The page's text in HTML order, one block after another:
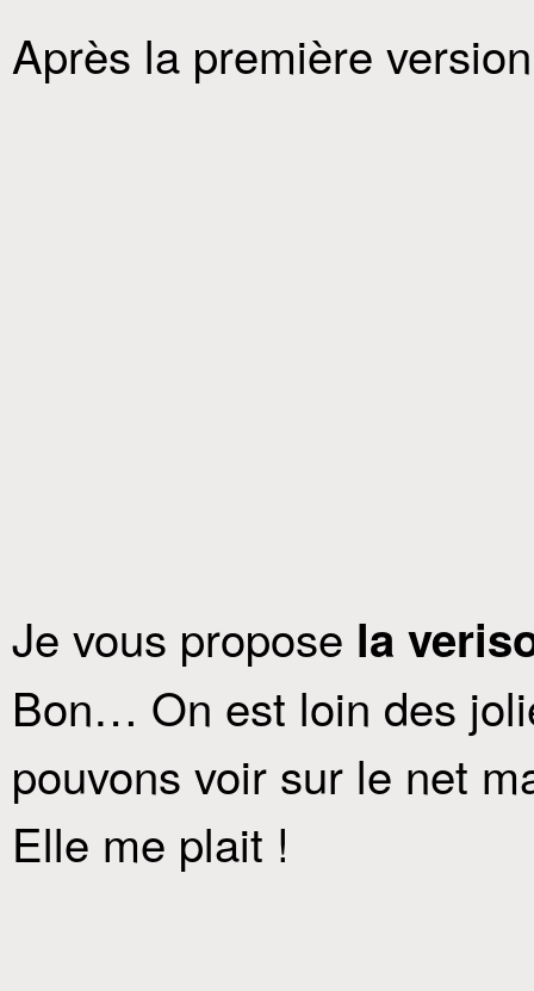
Après la première
Je vous propose la
Bon… On est loin des
pouvons voir sur le net
Elle me plait !